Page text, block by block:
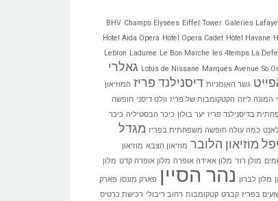
BHV Champs Elysées Eiffel Tower Galeries
Hotel Aida Opera Hotel Opera Cadet Hôtel Havane
Lebron Laduree Le Bon Marche
les 4temps La
Lotus de Nissane Marques Avenue So
גאלרי
גשר האומניות דיסנילנד פריז המוזיאון
המונה ליזה הקטקומבות של פריז וולט דיסני חופשה
בדיסנילנד פריז יער בולון כיכר הבסטיליה כיכר
כמה עולה חופשה משפחתית בפריז מגדל
מוזיאון הלובר מוזיאון הצבא מוזיאון
מולן רוז' מלון אאידה אופרה מלון אופרה קדט מלון
מלון לברון נהר הסיין פארק מונסו פארק
בפריז קברט קטקומבות רחוב ריבולי רכישת כרטיס